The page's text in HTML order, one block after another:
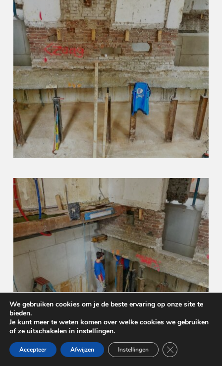
We gebruiken cookies om je de beste ervaring op onze site te
bieden.
Je kunt meer te weten komen over welke cookies we gebruiken
of ze uitschakelen in instellingen.
Accepteer Afwijzen Instellingen Sluit AVG/